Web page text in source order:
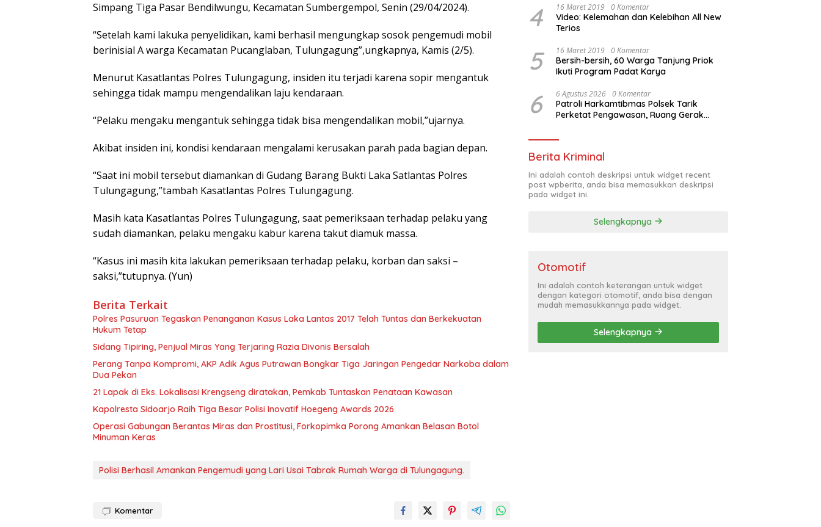
Simpang Tiga Pasar Bendilwungu, Kecamatan Sumbergempol, Senin (29/04/2024).
“Setelah kami lakuka penyelidikan, kami berhasil mengungkap sosok pengemudi mobil
berinisial A warga Kecamatan Pucanglaban, Tulungagung”,ungkapnya, Kamis (2/5).
Menurut Kasatlantas Polres Tulungagung, insiden itu terjadi karena sopir mengantuk
sehingga tidak mampu mengendalikan laju kendaraan.
“Pelaku mengaku mengantuk sehingga tidak bisa mengendalikan mobil,”ujarnya.
Akibat insiden ini, kondisi kendaraan mengalami kerusakan parah pada bagian depan.
“Saat ini mobil tersebut diamankan di Gudang Barang Bukti Laka Satlantas Polres
Tulungagung,”tambah Kasatlantas Polres Tulungagung.
Masih kata Kasatlantas Polres Tulungagung, saat pemeriksaan terhadap pelaku yang
sudah diamankan, pelaku mengaku kabur karena takut diamuk massa.
“Kasus ini masih kita lakukan pemeriksaan terhadap pelaku, korban dan saksi –
saksi,”tutupnya. (Yun)
Berita Terkait
Polres Pasuruan Tegaskan Penanganan Kasus Laka Lantas 2017 Telah Tuntas dan Berkekuatan
Hukum Tetap
Sidang Tipiring, Penjual Miras Yang Terjaring Razia Divonis Bersalah
Perang Tanpa Kompromi, AKP Adik Agus Putrawan Bongkar Tiga Jaringan Pengedar Narkoba dalam
Dua Pekan
21 Lapak di Eks. Lokalisasi Krengseng diratakan, Pemkab Tuntaskan Penataan Kawasan
Kapolresta Sidoarjo Raih Tiga Besar Polisi Inovatif Hoegeng Awards 2026
Operasi Gabungan Berantas Miras dan Prostitusi, Forkopimka Porong Amankan Belasan Botol
Minuman Keras
Polisi Berhasil Amankan Pengemudi yang Lari Usai Tabrak Rumah Warga di Tulungagung.
Komentar
4 16 Maret 2019 0 Komentar
Video: Kelemahan dan Kelebihan All New
Terios
5 16 Maret 2019 0 Komentar
Bersih-bersih, 60 Warga Tanjung Priok
Ikuti Program Padat Karya
6 6 Agustus 2026 0 Komentar
Patroli Harkamtibmas Polsek Tarik
Perketat Pengawasan, Ruang Gerak
Berita Kriminal
Ini adalah contoh deskripsi untuk widget recent
post wpberita, anda bisa memasukkan deskripsi
pada widget ini.
Selengkapnya
Otomotif
Ini adalah contoh keterangan untuk widget
dengan kategori otomotif, anda bisa dengan
mudah memasukkannya pada widget.
Selengkapnya